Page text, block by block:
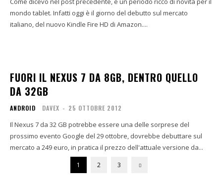
mondo tablet. Infatti oggi è il giorno del debutto sul mercato
italiano, del nuovo Kindle Fire HD di Amazon....
FUORI IL NEXUS 7 DA 8GB, DENTRO QUELLO
DA 32GB
ANDROID DAVEX - 25 OTTOBRE 2012
Il Nexus 7 da 32 GB potrebbe essere una delle sorprese del
prossimo evento Google del 29 ottobre, dovrebbe debuttare sul
mercato a 249 euro, in pratica il prezzo dell'attuale versione da...
1 2 3